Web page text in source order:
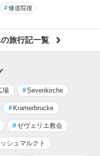
#修道院後
旅行記一覧
場 #Severikirche
# Kramerbrucke
#ゼヴェリエ教会
シュマルクト